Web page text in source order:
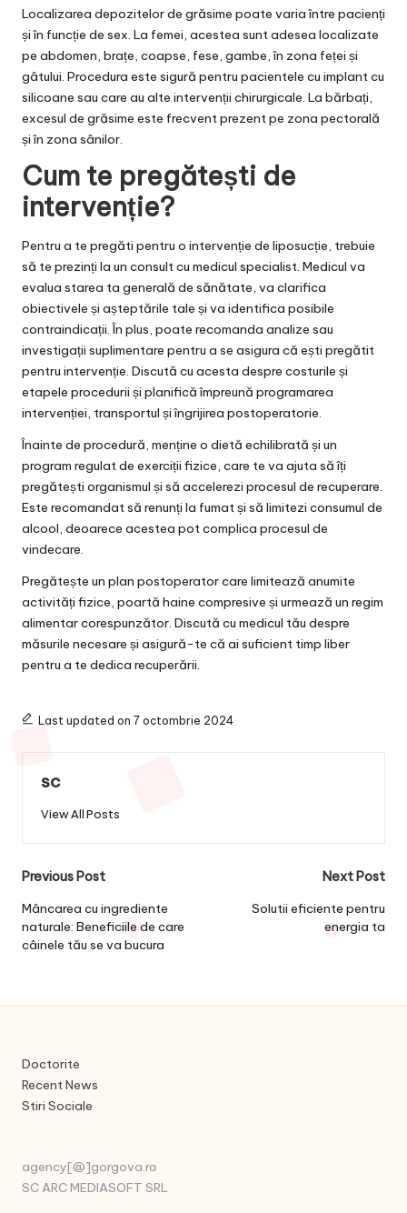
Localizarea depozitelor de grăsime poate varia între pacienți
și în funcție de sex. La femei, acestea sunt adesea localizate
pe abdomen, brațe, coapse, fese, gambe, în zona feței și
gâtului. Procedura este sigură pentru pacientele cu implant cu
silicoane sau care au alte intervenții chirurgicale. La bărbați,
excesul de grăsime este frecvent prezent pe zona pectorală
și în zona sânilor.
Cum te pregătești de
intervenție?
Pentru a te pregăti pentru o intervenție de liposucție, trebuie
să te prezinți la un consult cu medicul specialist. Medicul va
evalua starea ta generală de sănătate, va clarifica
obiectivele și așteptările tale și va identifica posibile
contraindicații. În plus, poate recomanda analize sau
investigații suplimentare pentru a se asigura că ești pregătit
pentru intervenție. Discută cu acesta despre costurile și
etapele procedurii și planifică împreună programarea
intervenției, transportul și îngrijirea postoperatorie.
Înainte de procedură, menține o dietă echilibrată și un
program regulat de exerciții fizice, care te va ajuta să îți
pregătești organismul și să accelerezi procesul de recuperare.
Este recomandat să renunți la fumat și să limitezi consumul de
alcool, deoarece acestea pot complica procesul de
vindecare.
Pregătește un plan postoperator care limitează anumite
activități fizice, poartă haine compresive și urmează un regim
alimentar corespunzător. Discută cu medicul tău despre
măsurile necesare și asigură-te că ai suficient timp liber
pentru a te dedica recuperării.
Last updated on 7 octombrie 2024
sc
View All Posts
Post
navigation
Previous Post
Mâncarea cu ingrediente
naturale: Beneficiile de care
câinele tău se va bucura
Next Post
Solutii eficiente pentru
energia ta
Doctorite
Recent News
Stiri Sociale
agency[@]gorgova.ro
SC ARC MEDIASOFT SRL